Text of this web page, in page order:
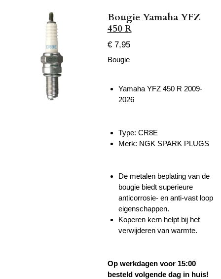
Bougie Yamaha YFZ
450 R
€ 7,95
Bougie
Yamaha YFZ 450 R 2009-
2026
Type: CR8E
Merk: NGK SPARK PLUGS
De metalen beplating van de
bougie biedt superieure
anticorrosie- en anti-vast loop
eigenschappen.
Koperen kern helpt bij het
verwijderen van warmte.
Op werkdagen voor 15:00
besteld volgende dag in huis!